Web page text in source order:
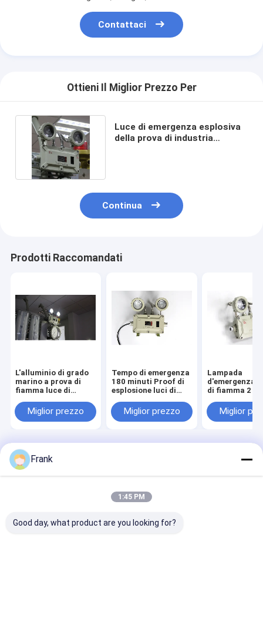
Contattaci
Ottieni Il Miglior Prezzo Per
Luce di emergenza esplosiva
della prova di industria
Continua
Prodotti Raccomandati
L'alluminio di grado
marino a prova di
fiamma luce di
90-300VAC 24
36VDC soffitto di
luoghi pericolosi
Miglior prezzo
Tempo di emergenza
180 minuti Proof di
esplosione luci di
montaggio di parete
soffitto scelta ideale
Miglior prezzo
Lampada
d'emergenza
di fiamma 2
illuminazione
sicurezza
Miglior
cinese.Copyright © 2025 crown extra lighting co. ltd. All Rights
Reserved.
Frank
1:45 PM
Good day, what product are you looking for?